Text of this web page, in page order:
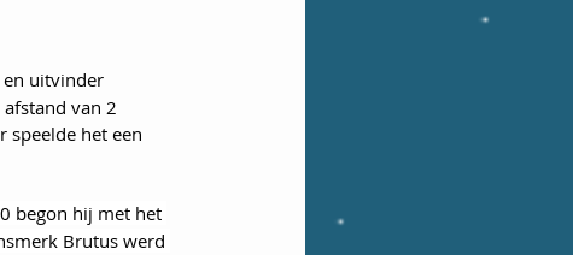
en uitvinder
van 2
speelde het een
begon hij met het
Brutus werd